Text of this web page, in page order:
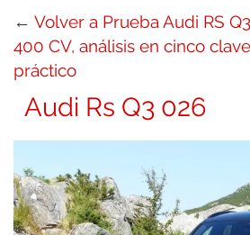
← Volver a Prueba Audi RS
400 CV, análisis en cinco
práctico
Audi Rs Q3 026